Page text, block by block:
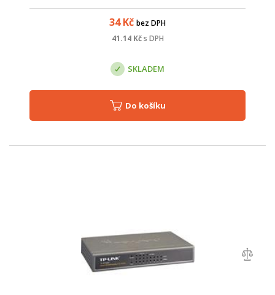
34Kč bez DPH
41.14Kč s DPH
SKLADEM
Do košíku